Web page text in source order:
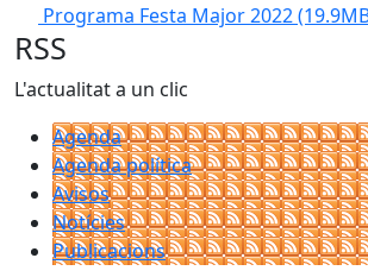
Programa Festa Major 2022
RSS
L'actualitat a un clic
Agenda
Agenda política
Avisos
Notícies
Publicacions